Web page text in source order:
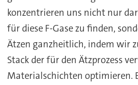
konzentrieren uns nicht nur
für diese F-Gase zu finden,
Ätzen ganzheitlich, indem wir
Stack der für den Ätzprozess
Materialschichten optimieren.